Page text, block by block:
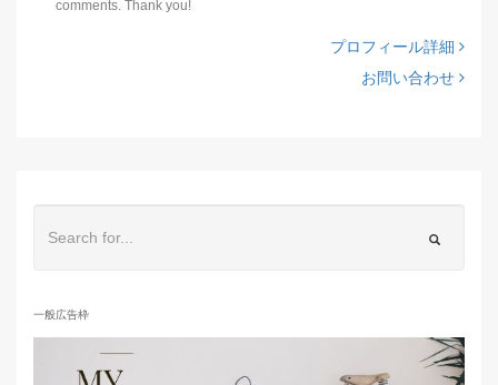
comments. Thank you!
プロフィール詳細
お問い合わせ
一般広告枠